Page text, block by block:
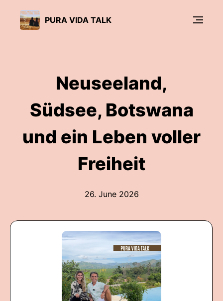
PURA VIDA TALK
Neuseeland,
Südsee, Botswana
und ein Leben voller
Freiheit
26. June 2026